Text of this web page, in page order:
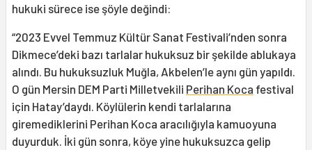
hukuki sürece ise şöyle değindi:
“2023 Evvel Temmuz Kültür Sanat Festivali’nden sonra
Dikmece’deki bazı tarlalar hukuksuz bir şekilde ablukaya
alındı. Bu hukuksuzluk Muğla, Akbelen’le aynı gün yapıldı.
O gün Mersin DEM Parti Milletvekili Perihan Koca festival
için Hatay’daydı. Köylülerin kendi tarlalarına
giremediklerini Perihan Koca aracılığıyla kamuoyuna
duyurduk. İki gün sonra, köye yine hukuksuzca gelip